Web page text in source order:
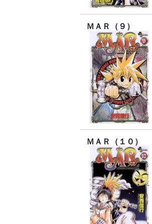
ＭＡＲ（９）
ＭＡＲ（１０）